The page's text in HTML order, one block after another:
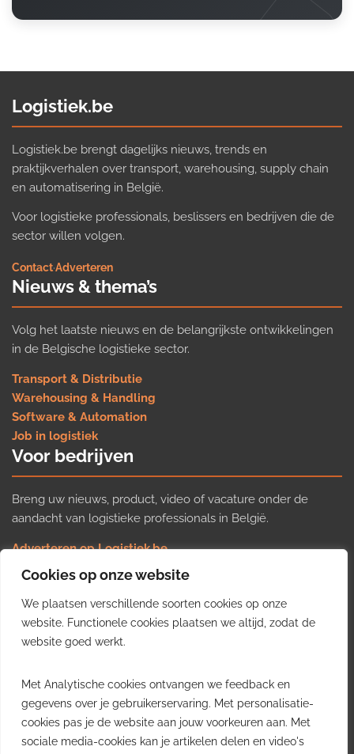
Cookies op onze website
We plaatsen verschillende soorten cookies op onze
website. Functionele cookies plaatsen we altijd, zodat de
website goed werkt.
Met Analytische cookies ontvangen we feedback en
gegevens over je gebruikerservaring. Met personalisatie-
cookies pas je de website aan jouw voorkeuren aan. Met
sociale media-cookies kan je artikelen delen en video's
Logistiek.be
Logistiek.be brengt dagelijks nieuws, trends en
praktijkverhalen over transport, warehousing, supply chain
en automatisering in België.
Voor logistieke professionals, beslissers en bedrijven die de
sector willen volgen.
Contact·Adverteren
Nieuws & thema’s
Volg het laatste nieuws en de belangrijkste ontwikkelingen
in de Belgische logistieke sector.
Transport & Distributie
Warehousing & Handling
Software & Automation
Job in logistiek
Voor bedrijven
Breng uw nieuws, product, video of vacature onder de
aandacht van logistieke professionals in België.
Adverteren op Logistiek.be
Nieuws insturen
Uw video op Logistiek.TV
Job plaatsen
Gratis wekelijkse update
inzichten uit de Belgische logistieke sector in uw inbox.
Ontvang je gratis
wekelijkse update